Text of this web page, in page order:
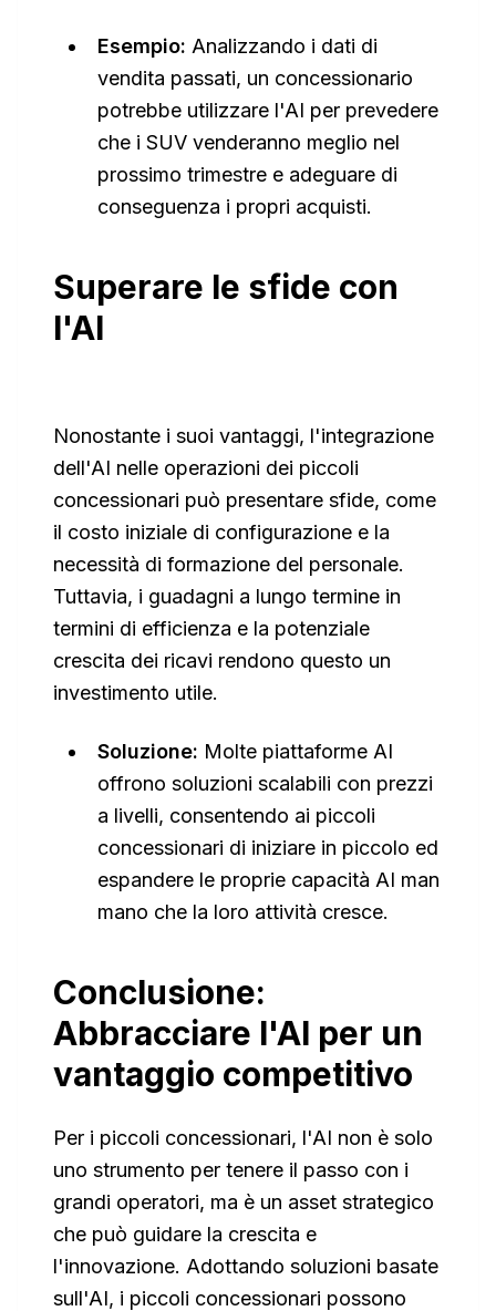
Esempio: Analizzando i dati di
vendita passati, un concessionario
potrebbe utilizzare l'AI per prevedere
che i SUV venderanno meglio nel
prossimo trimestre e adeguare di
conseguenza i propri acquisti.
Superare le sfide con
l'AI
Nonostante i suoi vantaggi, l'integrazione
dell'AI nelle operazioni dei piccoli
concessionari può presentare sfide, come
il costo iniziale di configurazione e la
necessità di formazione del personale.
Tuttavia, i guadagni a lungo termine in
termini di efficienza e la potenziale
crescita dei ricavi rendono questo un
investimento utile.
Soluzione: Molte piattaforme AI
offrono soluzioni scalabili con prezzi
a livelli, consentendo ai piccoli
concessionari di iniziare in piccolo ed
espandere le proprie capacità AI man
mano che la loro attività cresce.
Conclusione:
Abbracciare l'AI per un
vantaggio competitivo
Per i piccoli concessionari, l'AI non è solo
uno strumento per tenere il passo con i
grandi operatori, ma è un asset strategico
che può guidare la crescita e
l'innovazione. Adottando soluzioni basate
sull'AI, i piccoli concessionari possono